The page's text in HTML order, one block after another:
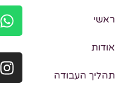
ראשי
אודות
תהליך העבודה